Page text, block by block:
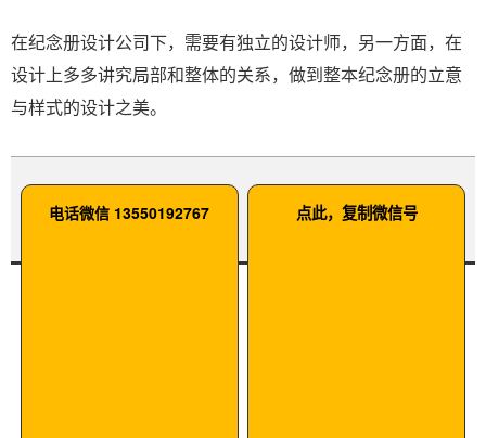
在纪念册设计公司下，需要有独立的设计师，另一方面，在
设计上多多讲究局部和整体的关系，做到整本纪念册的立意
与样式的设计之美。
电话微信 13550192767 点此，复制微信号